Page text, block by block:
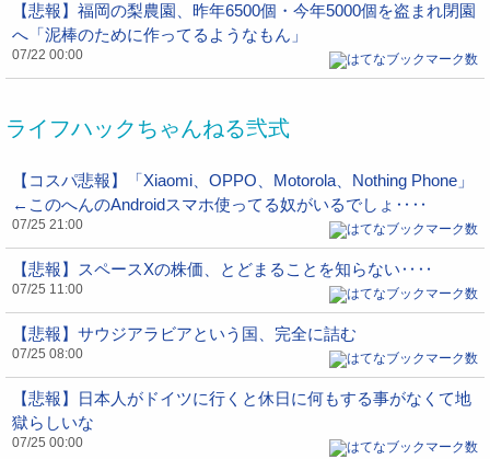
【悲報】福岡の梨農園、昨年6500個・今年5000個を盗まれ閉園
へ「泥棒のために作ってるようなもん」
07/22 00:00
ライフハックちゃんねる弐式
【コスパ悲報】「Xiaomi、OPPO、Motorola、Nothing Phone」
←このへんのAndroidスマホ使ってる奴がいるでしょ‥‥
07/25 21:00
【悲報】スペースXの株価、とどまることを知らない‥‥
07/25 11:00
【悲報】サウジアラビアという国、完全に詰む
07/25 08:00
【悲報】日本人がドイツに行くと休日に何もする事がなくて地
獄らしいな
07/25 00:00